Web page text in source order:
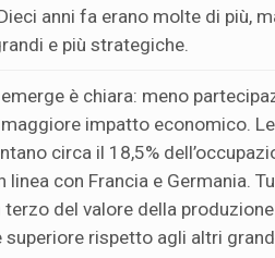
anni fa erano molte di più,
e più strategiche.
è chiara: meno
impatto economico.
circa il 18,5%
linea con Francia e Germania.
terzo del valore della
rispetto agli altri